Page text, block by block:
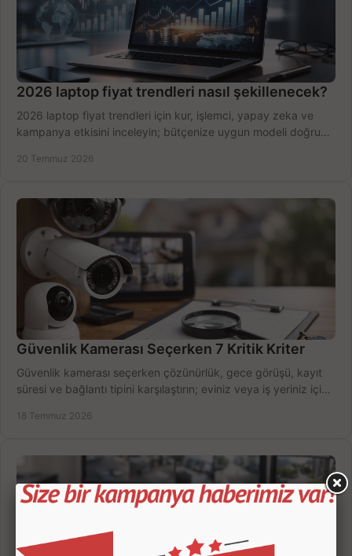
2026 laptop fiyat trendleri nasıl şekillenecek?
2026 laptop fiyat trendleri için kur, işlemci, yapay zeka ve
kampanya etkisini inceleyin; bütçenize uygun modeli doğru
20 Temmuz 2026
Güvenlik Kamerası Seçerken 7 Kritik Kriter
Güvenlik kamerası seçerken çözünürlük, gece görüşü, kayıt
süresi ve bağlantı tipini karşılaştırın; eviniz veya iş yeriniz için
18 Temmuz 2026